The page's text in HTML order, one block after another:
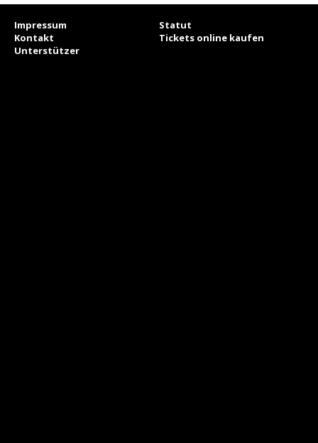
Impressum
Statut
Kontakt
Tickets online kaufen
Unterstützer